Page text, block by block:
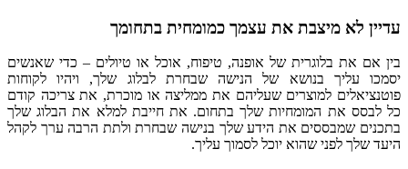
עדיין לא מיצבת את עצמך כמומחית בתחומך
בין אם את בלוגרית של אופנה, טיפוח, אוכל או טיולים – כדי שאנשים
יסמכו עליך בנושא של הנישה שבחרת לבלוג שלך, ויהיו לקוחות
פוטנציאלים למוצרים שעליהם את ממליצה או מוכרת, את צריכה קודם
כל לבסס את המומחיות שלך בתחום. את חייבת למלא את הבלוג שלך
בתכנים שמבססים את הידע שלך בנישה שבחרת ולתת הרבה ערך לקהל
היעד שלך לפני שהוא יוכל לסמוך עליך.